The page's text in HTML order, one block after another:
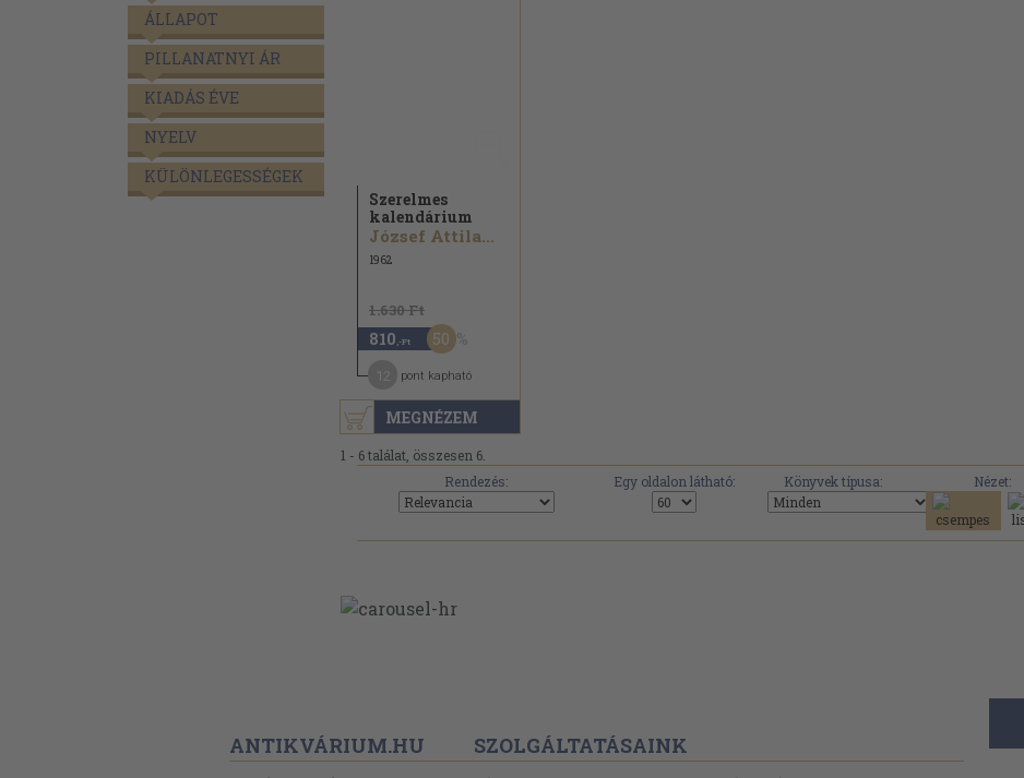
ÁLLAPOT
PILLANATNYI ÁR
KIADÁS ÉVE
NYELV
KÜLÖNLEGESSÉGEK
MEGNÉZEM
Szerelmes
kalendárium
József Attila...
1962
1.630 Ft
810 ,-Ft 50
pont kapható
1 - 6 találat, összesen 6.
Rendezés:
Egy oldalon látható: Könyvek típusa:
Nézet:
ANTIKVÁRIUM.HU SZOLGÁLTATÁSAINK